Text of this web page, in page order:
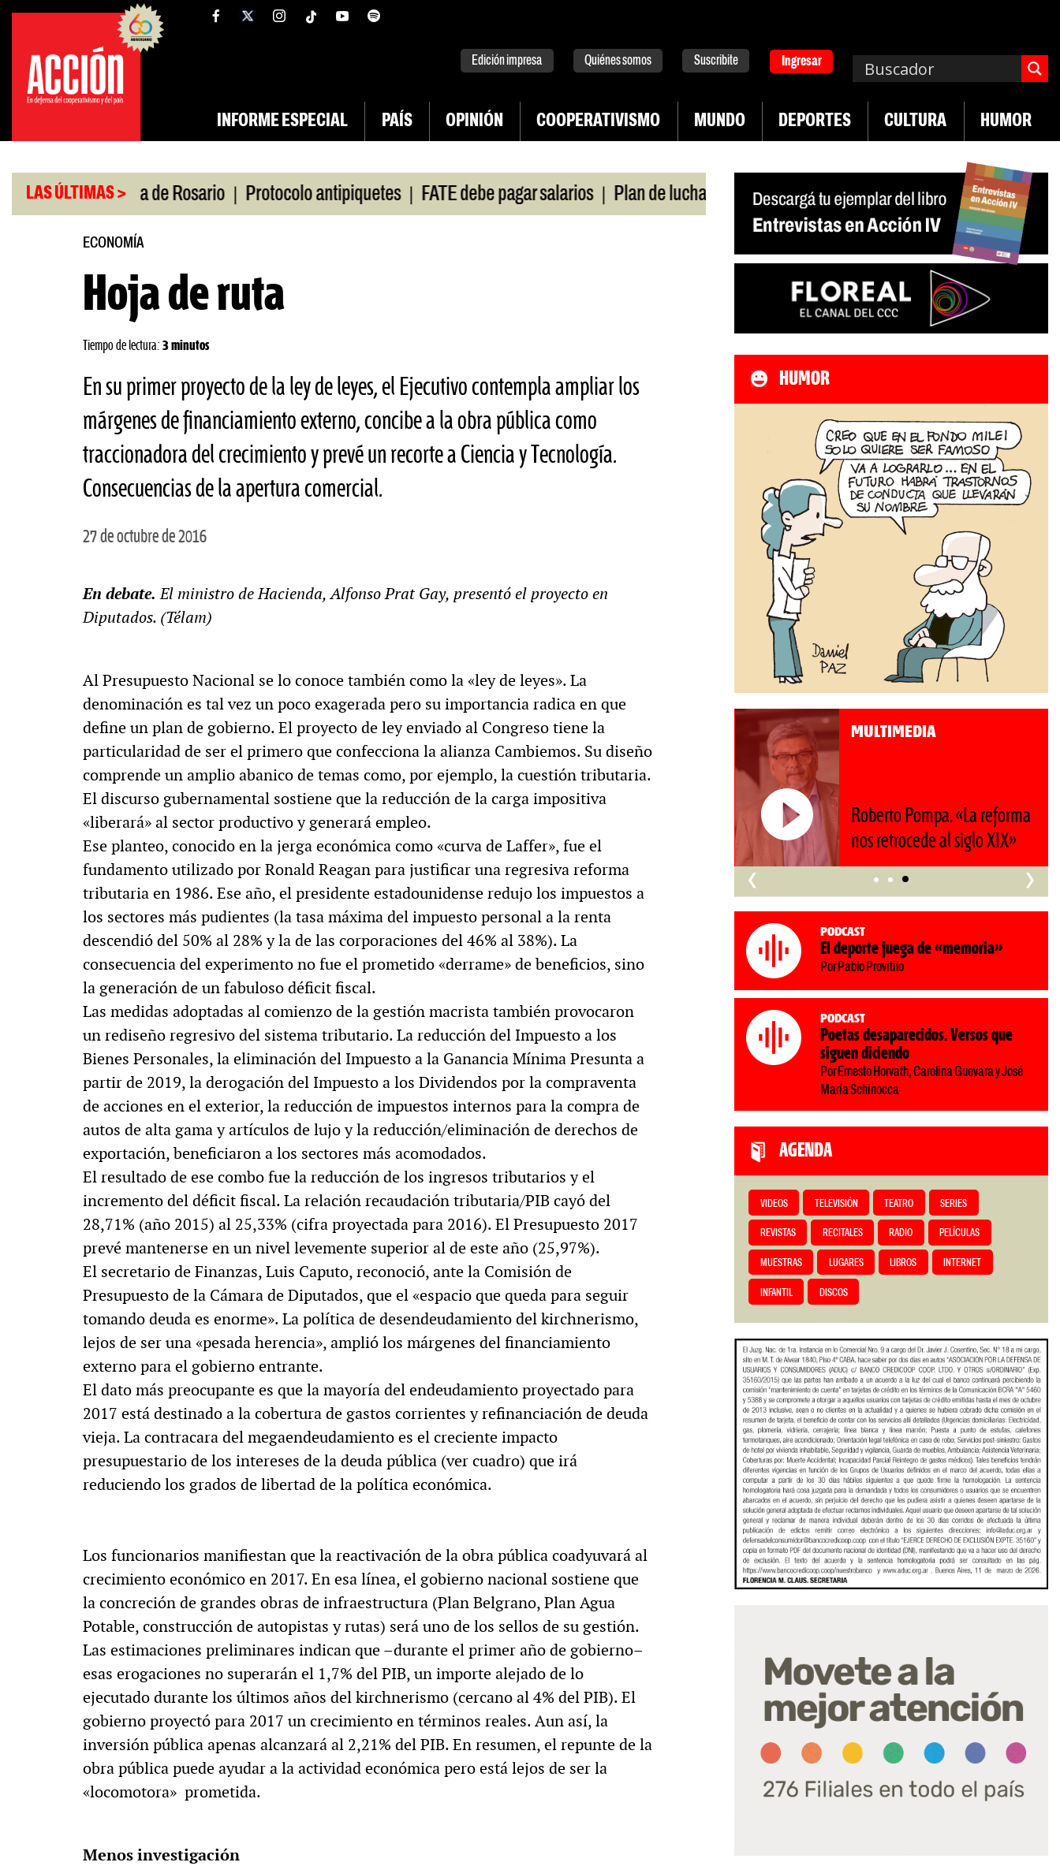
Saltar
contenido
facebooktwitterinstagram
Edición impresa Quiénes somos Suscribite Ingresar
INFORME ESPECIAL PAÍS OPINIÓN COOPERATIVISMO MUNDO DEPORTES CULTURA HUMOR
LAS ÚLTIMAS >
en la Bolsa de Rosario | Protocolo antipiquetes | FATE debe pagar salarios | Plan de lucha de UTEP Exportaciones del agro | Crece venta de
ECONOMÍA
Hoja de ruta
Tiempo de lectura: 3 minutos
En su primer proyecto de la ley de leyes, el Ejecutivo contempla ampliar los
márgenes de financiamiento externo, concibe a la obra pública como
traccionadora del crecimiento y prevé un recorte a Ciencia y Tecnología.
Consecuencias de la apertura comercial.
27 de octubre de 2016
En debate. El ministro de Hacienda, Alfonso Prat Gay, presentó el proyecto en
Diputados. (Télam)
Al Presupuesto Nacional se lo conoce también como la «ley de leyes». La
denominación es tal vez un poco exagerada pero su importancia radica en que
define un plan de gobierno. El proyecto de ley enviado al Congreso tiene la
particularidad de ser el primero que confecciona la alianza Cambiemos. Su diseño
comprende un amplio abanico de temas como, por ejemplo, la cuestión tributaria.
El discurso gubernamental sostiene que la reducción de la carga impositiva
«liberará» al sector productivo y generará empleo.
Ese planteo, conocido en la jerga económica como «curva de Laffer», fue el
fundamento utilizado por Ronald Reagan para justificar una regresiva reforma
tributaria en 1986. Ese año, el presidente estadounidense redujo los impuestos a
los sectores más pudientes (la tasa máxima del impuesto personal a la renta
descendió del 50% al 28% y la de las corporaciones del 46% al 38%). La
consecuencia del experimento no fue el prometido «derrame» de beneficios, sino
la generación de un fabuloso déficit fiscal.
Las medidas adoptadas al comienzo de la gestión macrista también provocaron
un rediseño regresivo del sistema tributario. La reducción del Impuesto a los
Bienes Personales, la eliminación del Impuesto a la Ganancia Mínima Presunta a
partir de 2019, la derogación del Impuesto a los Dividendos por la compraventa
de acciones en el exterior, la reducción de impuestos internos para la compra de
autos de alta gama y artículos de lujo y la reducción/eliminación de derechos de
exportación, beneficiaron a los sectores más acomodados.
El resultado de ese combo fue la reducción de los ingresos tributarios y el
incremento del déficit fiscal. La relación recaudación tributaria/PIB cayó del
28,71% (año 2015) al 25,33% (cifra proyectada para 2016). El Presupuesto 2017
prevé mantenerse en un nivel levemente superior al de este año (25,97%).
El secretario de Finanzas, Luis Caputo, reconoció, ante la Comisión de
Presupuesto de la Cámara de Diputados, que el «espacio que queda para seguir
tomando deuda es enorme». La política de desendeudamiento del kirchnerismo,
lejos de ser una «pesada herencia», amplió los márgenes del financiamiento
externo para el gobierno entrante.
El dato más preocupante es que la mayoría del endeudamiento proyectado para
2017 está destinado a la cobertura de gastos corrientes y refinanciación de deuda
vieja. La contracara del megaendeudamiento es el creciente impacto
presupuestario de los intereses de la deuda pública (ver cuadro) que irá
reduciendo los grados de libertad de la política económica.
Los funcionarios manifiestan que la reactivación de la obra pública coadyuvará al
crecimiento económico en 2017. En esa línea, el gobierno nacional sostiene que
la concreción de grandes obras de infraestructura (Plan Belgrano, Plan Agua
Potable, construcción de autopistas y rutas) será uno de los sellos de su gestión.
Las estimaciones preliminares indican que –durante el primer año de gobierno–
esas erogaciones no superarán el 1,7% del PIB, un importe alejado de lo
ejecutado durante los últimos años del kirchnerismo (cercano al 4% del PIB). El
gobierno proyectó para 2017 un crecimiento en términos reales. Aun así, la
inversión pública apenas alcanzará al 2,21% del PIB. En resumen, el repunte de la
obra pública puede ayudar a la actividad económica pero está lejos de ser la
«locomotora» prometida.
Menos investigación
HUMOR
MULTIMEDIA
Rocambole. Imágenes
paganas
MULTIMEDIA
nos retrocede al siglo XIX»
MULTIMEDIA
60º aniversario de Acción.
Periodismo con historia
‹ ›
Podcast
El deporte juega de «memoria»
Por Pablo Provitilo
Podcast
Poetas desaparecidos. Versos que
siguen diciendo
Por Ernesto Horvath, Carolina Guevara y José
María Schinocca
AGENDA
VIDEOS TELEVISIÓN TEATRO SERIES
REVISTAS RECITALES RADIO PELÍCULAS
MUESTRAS LUGARES LIBROS INTERNET
INFANTIL DISCOS